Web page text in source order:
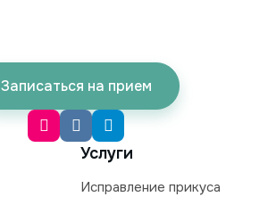
Записаться на прием
Услуги
Исправление прикуса